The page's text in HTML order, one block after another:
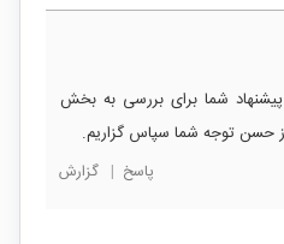
پیشنهاد شما برای بررسی به بخش
حسن توجه شما سپاس گزاریم.
پاسخ | گزارش